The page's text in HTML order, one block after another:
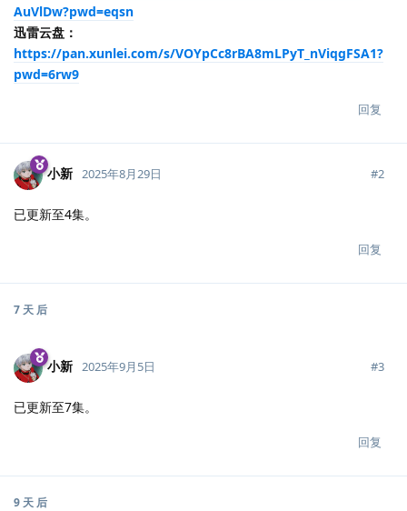
AuVlDw?pwd=eqsn
迅雷云盘：
https://pan.xunlei.com/s/VOYpCc8rBA8mLPyT_nViqgFSA1?
pwd=6rw9
回复
小新 2025年8月29日 #2
已更新至4集。
回复
7 天 后
小新 2025年9月5日 #3
已更新至7集。
回复
9 天 后